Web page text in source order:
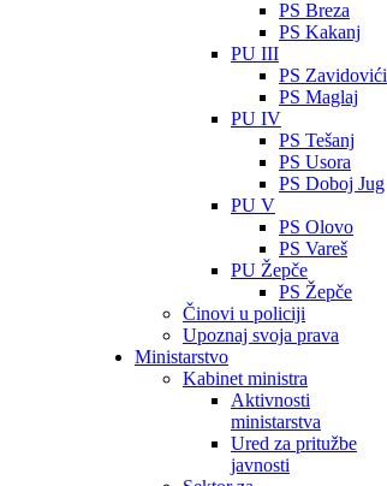
PS Breza
PS Kakanj
PU III
PS Zavidovići
PS Maglaj
PU IV
PS Tešanj
PS Usora
PS Doboj Jug
PU V
PS Olovo
PS Vareš
PU Žepče
PS Žepče
Činovi u policiji
Upoznaj svoja prava
Ministarstvo
Kabinet ministra
Aktivnosti
ministarstva
Ured za pritužbe
javnosti